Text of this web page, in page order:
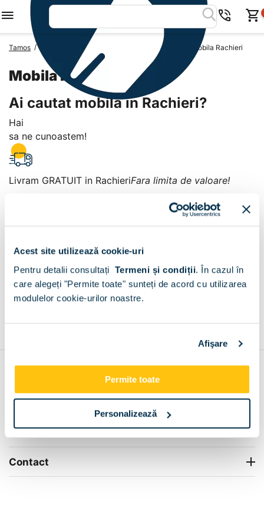
Acest site utilizează cookie-uri
Pentru detalii consultați Termeni și condiții. În cazul în
care alegeți "Permite toate" sunteți de acord cu utilizarea
modulelor cookie-urilor noastre.
Afişare
Permite toate
Personalizează
Tamos / Mobila Romania Mobila Judetul Prahova Mobila Rachieri
Mobila Rachieri
Ai cautat mobila in Rachieri?
Hai
sa ne cunoastem!
Livram GRATUIT in RachieriFara limita de valoare!
Rachieri
+
Info Center
Livrare
Contact